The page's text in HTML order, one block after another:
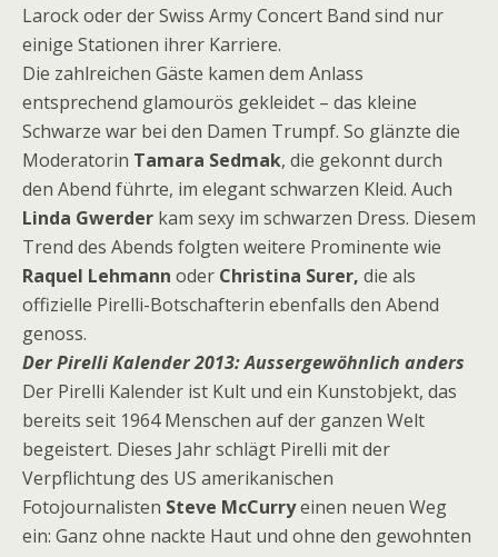
Larock oder der Swiss Army Concert Band sind nur
einige Stationen ihrer Karriere.
Die zahlreichen Gäste kamen dem Anlass
entsprechend glamourös gekleidet – das kleine
Schwarze war bei den Damen Trumpf. So glänzte die
Moderatorin Tamara Sedmak, die gekonnt durch
den Abend führte, im elegant schwarzen Kleid. Auch
Linda Gwerder kam sexy im schwarzen Dress. Diesem
Trend des Abends folgten weitere Prominente wie
Raquel Lehmann oder Christina Surer, die als
offizielle Pirelli-Botschafterin ebenfalls den Abend
genoss.
Der Pirelli Kalender 2013: Aussergewöhnlich anders
Der Pirelli Kalender ist Kult und ein Kunstobjekt, das
bereits seit 1964 Menschen auf der ganzen Welt
begeistert. Dieses Jahr schlägt Pirelli mit der
Verpflichtung des US amerikanischen
Fotojournalisten Steve McCurryeinen neuen Weg
ein: Ganz ohne nackte Haut und ohne den gewohnten